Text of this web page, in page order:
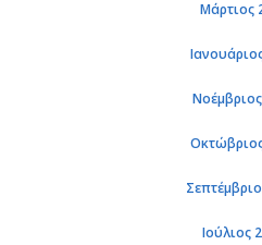
Μάρτιος
Ιούλιος